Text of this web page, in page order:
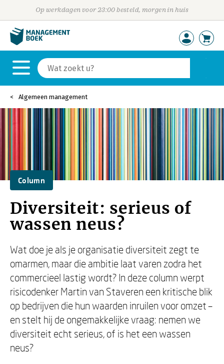
Op werkdagen voor 23:00 besteld, morgen in huis
Algemeen management
Column
Diversiteit: serieus of
wassen neus?
Wat doe je als je organisatie diversiteit zegt te
omarmen, maar die ambitie laat varen zodra het
commercieel lastig wordt? In deze column werpt
risicodenker Martin van Staveren een kritische blik
op bedrijven die hun waarden inruilen voor omzet –
en stelt hij de ongemakkelijke vraag: nemen we
diversiteit echt serieus, of is het een wassen
neus?